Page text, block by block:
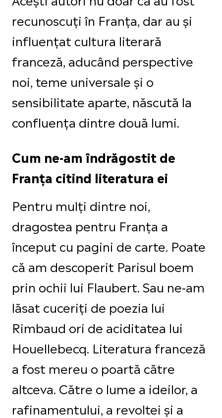
recunoscuți în Franța, dar au și
influențat cultura literară
franceză, aducând perspective
noi, teme universale și o
sensibilitate aparte, născută la
confluența dintre două lumi.
Cum ne-am îndrăgostit de
Franța citind literatura ei
Pentru mulți dintre noi,
dragostea pentru Franța a
început cu pagini de carte. Poate
că am descoperit Parisul boem
prin ochii lui Flaubert. Sau ne-am
lăsat cuceriți de poezia lui
Rimbaud ori de aciditatea lui
Houellebecq. Literatura franceză
a fost mereu o poartă către
altceva. Către o lume a ideilor, a
rafinamentului, a revoltei și a